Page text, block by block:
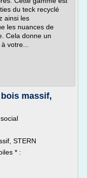
du teck recyclé
ainsi les
les nuances de
Cela donne un
votre...
massif,
STERN
* :